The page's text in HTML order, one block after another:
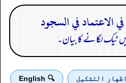
لگانے کا بیان۔
اظهار التشكيل 🔍 English